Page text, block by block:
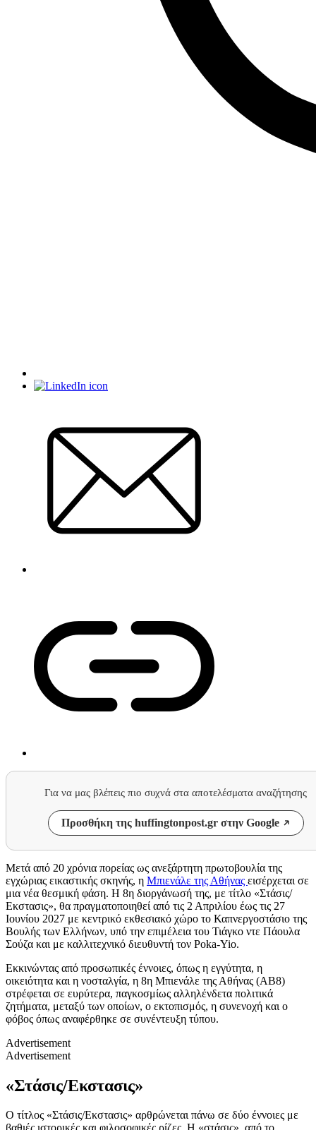
Για να μας βλέπεις πιο συχνά στα αποτελέσματα αναζήτησης
Προσθήκη της huffingtonpost.gr στην Google
Μετά από 20 χρόνια πορείας ως ανεξάρτητη πρωτοβουλία της
εγχώριας εικαστικής σκηνής, η Μπιενάλε της Αθήνας εισέρχεται σε
μια νέα θεσμική φάση. Η 8η διοργάνωσή της, με τίτλο «Στάσις/
Εκστασις», θα πραγματοποιηθεί από τις 2 Απριλίου έως τις 27
Ιουνίου 2027 με κεντρικό εκθεσιακό χώρο το Καπνεργοστάσιο της
Βουλής των Ελλήνων, υπό την επιμέλεια του Τιάγκο ντε Πάουλα
Σούζα και με καλλιτεχνικό διευθυντή τον Poka-Yio.
Εκκινώντας από προσωπικές έννοιες, όπως η εγγύτητα, η
οικειότητα και η νοσταλγία, η 8η Μπιενάλε της Αθήνας (AB8)
στρέφεται σε ευρύτερα, παγκοσμίως αλληλένδετα πολιτικά
ζητήματα, μεταξύ των οποίων, ο εκτοπισμός, η συνενοχή και ο
φόβος όπως αναφέρθηκε σε συνέντευξη τύπου.
Advertisement
Advertisement
«Στάσις/Εκστασις»
Ο τίτλος «Στάσις/Εκστασις» αρθρώνεται πάνω σε δύο έννοιες με